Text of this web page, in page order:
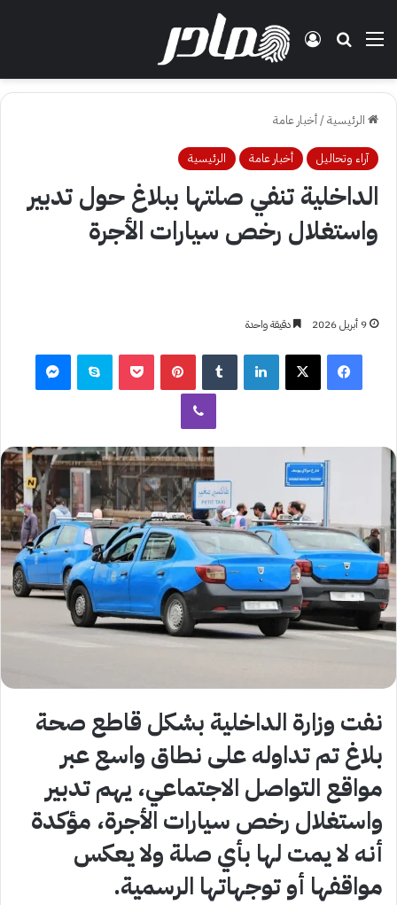
القائمة بحث عنتسجيل الدخول
الرئيسية/أخبار عامة
آراء وتحاليل أخبار عامة الرئيسية
الداخلية تنفي صلتها ببلاغ حول تدبير
واستغلال رخص سيارات الأجرة
9 أبريل 2026 دقيقة واحدة
فيسبوك‫X لينكدإن ‏Tumblr بينتيريست‫Pocket سكايب ماسنجر
ڤايبر
نفت وزارة الداخلية بشكل قاطع صحة
بلاغ تم تداوله على نطاق واسع عبر
مواقع التواصل الاجتماعي، يهم تدبير
واستغلال رخص سيارات الأجرة، مؤكدة
أنه لا يمت لها بأي صلة ولا يعكس
مواقفها أو توجهاتها الرسمية.